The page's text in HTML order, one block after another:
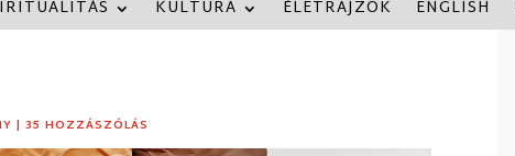
KULTÚRA ÉLETRAJZOK ENGLISH
|35 HOZZÁSZÓLÁS